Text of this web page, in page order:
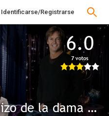
Identificarse/Registrarse
6.0
7 votos
El hechizo de la dama gris